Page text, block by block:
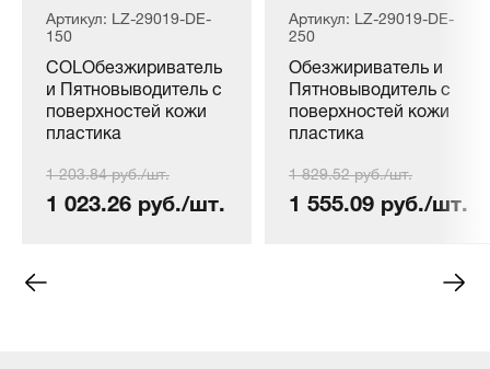
Артикул: LZ-29019-DE-
150
COLОбезжириватель
и Пятновыводитель с
поверхностей кожи
пластика
Entfetter, 150 мл.
1 203.84 руб./шт.
1 023.26 руб./шт.
Артикул: LZ-29019-DE-
250
Обезжириватель и
Пятновыводитель с
поверхностей кожи
пластика
Entfetter, 250мл
1 829.52 руб./шт.
1 555.09 руб./шт.